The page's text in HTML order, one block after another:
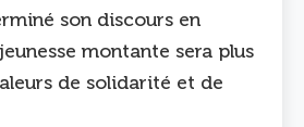
son discours en
montante sera plus
de solidarité et de